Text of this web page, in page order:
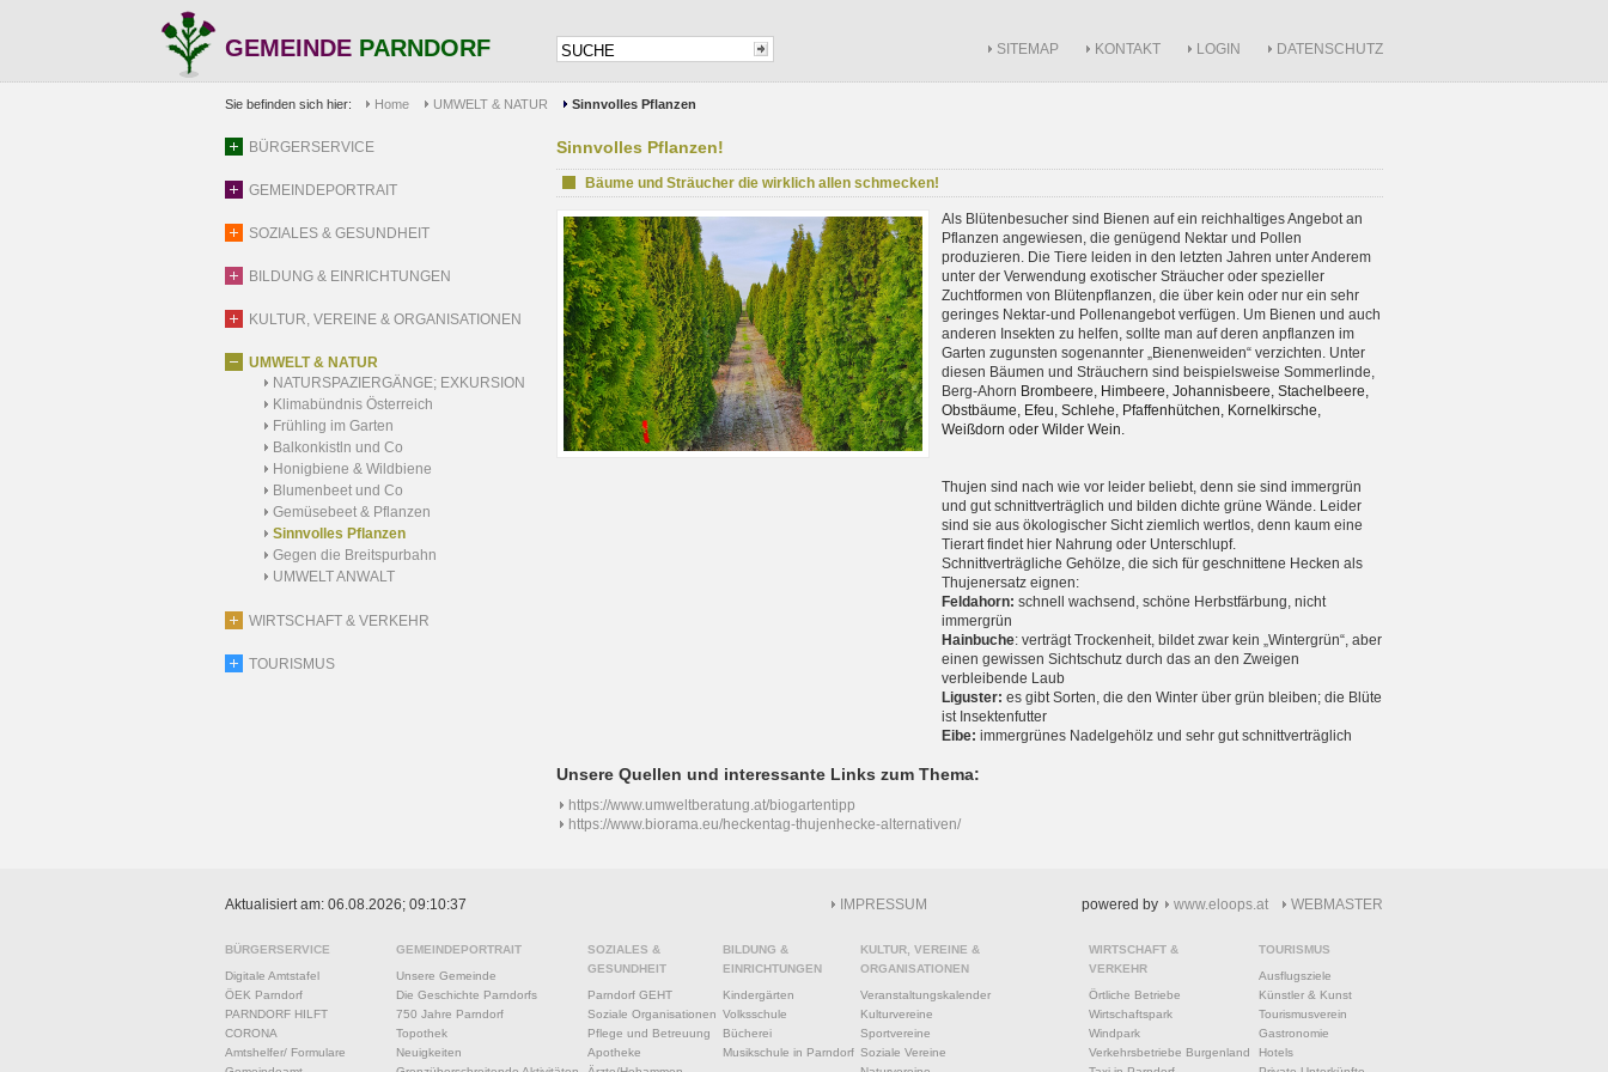
GEMEINDE PARNDORF SITEMAP KONTAKT LOGIN DATENSCHUTZ
Sie befinden sich hier: Home UMWELT & NATUR Sinnvolles Pflanzen
BÜRGERSERVICE
GEMEINDEPORTRAIT
SOZIALES & GESUNDHEIT
BILDUNG & EINRICHTUNGEN
KULTUR, VEREINE & ORGANISATIONEN
UMWELT & NATUR
NATURSPAZIERGÄNGE; EXKURSION
Klimabündnis Österreich
Frühling im Garten
Balkonkistln und Co
Honigbiene & Wildbiene
Blumenbeet und Co
Gemüsebeet & Pflanzen
Sinnvolles Pflanzen
Gegen die Breitspurbahn
UMWELT ANWALT
WIRTSCHAFT & VERKEHR
TOURISMUS
Sinnvolles Pflanzen!
Bäume und Sträucher die wirklich allen schmecken!
Als Blütenbesucher sind Bienen auf ein reichhaltiges Angebot an
Pflanzen angewiesen, die genügend Nektar und Pollen
produzieren. Die Tiere leiden in den letzten Jahren unter Anderem
unter der Verwendung exotischer Sträucher oder spezieller
Zuchtformen von Blütenpflanzen, die über kein oder nur ein sehr
geringes Nektar-und Pollenangebot verfügen. Um Bienen und auch
anderen Insekten zu helfen, sollte man auf deren anpflanzen im
Garten zugunsten sogenannter „Bienenweiden“ verzichten. Unter
diesen Bäumen und Sträuchern sind beispielsweise Sommerlinde,
Berg-Ahorn Brombeere, Himbeere, Johannisbeere, Stachelbeere,
Obstbäume, Efeu, Schlehe, Pfaffenhütchen, Kornelkirsche,
Weißdorn oder Wilder Wein.
Thujen sind nach wie vor leider beliebt, denn sie sind immergrün
und gut schnittverträglich und bilden dichte grüne Wände. Leider
sind sie aus ökologischer Sicht ziemlich wertlos, denn kaum eine
Tierart findet hier Nahrung oder Unterschlupf.
Schnittverträgliche Gehölze, die sich für geschnittene Hecken als
Thujenersatz eignen:
Feldahorn: schnell wachsend, schöne Herbstfärbung, nicht
immergrün
Hainbuche: verträgt Trockenheit, bildet zwar kein „Wintergrün“, aber
einen gewissen Sichtschutz durch das an den Zweigen
verbleibende Laub
Liguster: es gibt Sorten, die den Winter über grün bleiben; die Blüte
ist Insektenfutter
Eibe: immergrünes Nadelgehölz und sehr gut schnittverträglich
Unsere Quellen und interessante Links zum Thema:
https://www.umweltberatung.at/biogartentipp
https://www.biorama.eu/heckentag-thujenhecke-alternativen/
Aktualisiert am: 06.08.2026; 09:10:37 IMPRESSUM powered by www.eloops.at WEBMASTER
BÜRGERSERVICE
Digitale Amtstafel
ÖEK Parndorf
PARNDORF HILFT
CORONA
Amtshelfer/ Formulare
GEMEINDEPORTRAIT
Unsere Gemeinde
Die Geschichte Parndorfs
750 Jahre Parndorf
Topothek
Neuigkeiten
SOZIALES &
GESUNDHEIT
Parndorf GEHT
Soziale Organisationen
Pflege und Betreuung
Apotheke
BILDUNG &
EINRICHTUNGEN
Kindergärten
Volksschule
Bücherei
Musikschule in Parndorf
KULTUR, VEREINE &
ORGANISATIONEN
Veranstaltungskalender
Kulturvereine
Sportvereine
Soziale Vereine
WIRTSCHAFT &
VERKEHR
Örtliche Betriebe
Wirtschaftspark
Windpark
Verkehrsbetriebe Burgenland
TOURISMUS
Ausflugsziele
Künstler & Kunst
Tourismusverein
Gastronomie
Hotels